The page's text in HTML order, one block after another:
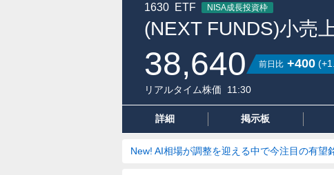
(NEXT FUNDS)小売
1630 ETF NISA成長投資枠
38,640 前日比 +400 (
リアルタイム株価 11:30
詳細 掲示板
New! AI相場が調整を迎える中で今注目の有